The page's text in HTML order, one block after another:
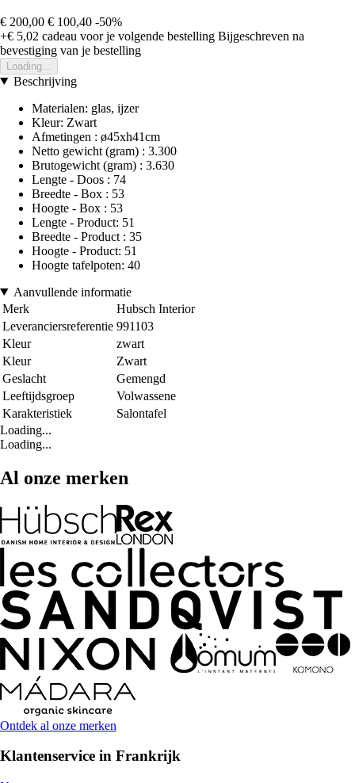
€ 200,00 € 100,40 -50%
+€ 5,02 cadeau voor je volgende bestelling Bijgeschreven na
bevestiging van je bestelling
Loading...
Beschrijving
Materialen: glas, ijzer
Kleur: Zwart
Afmetingen : ø45xh41cm
Netto gewicht (gram) : 3.300
Brutogewicht (gram) : 3.630
Lengte - Doos : 74
Breedte - Box : 53
Hoogte - Box : 53
Lengte - Product: 51
Breedte - Product : 35
Hoogte - Product: 51
Hoogte tafelpoten: 40
Aanvullende informatie
Merk
Hubsch Interior
Leveranciersreferentie 991103
Kleur
zwart
Kleur
Zwart
Geslacht
Gemengd
Leeftijdsgroep
Volwassene
Karakteristiek
Salontafel
Loading...
Loading...
Al onze merken
Ontdek al onze merken
Klantenservice in Frankrijk